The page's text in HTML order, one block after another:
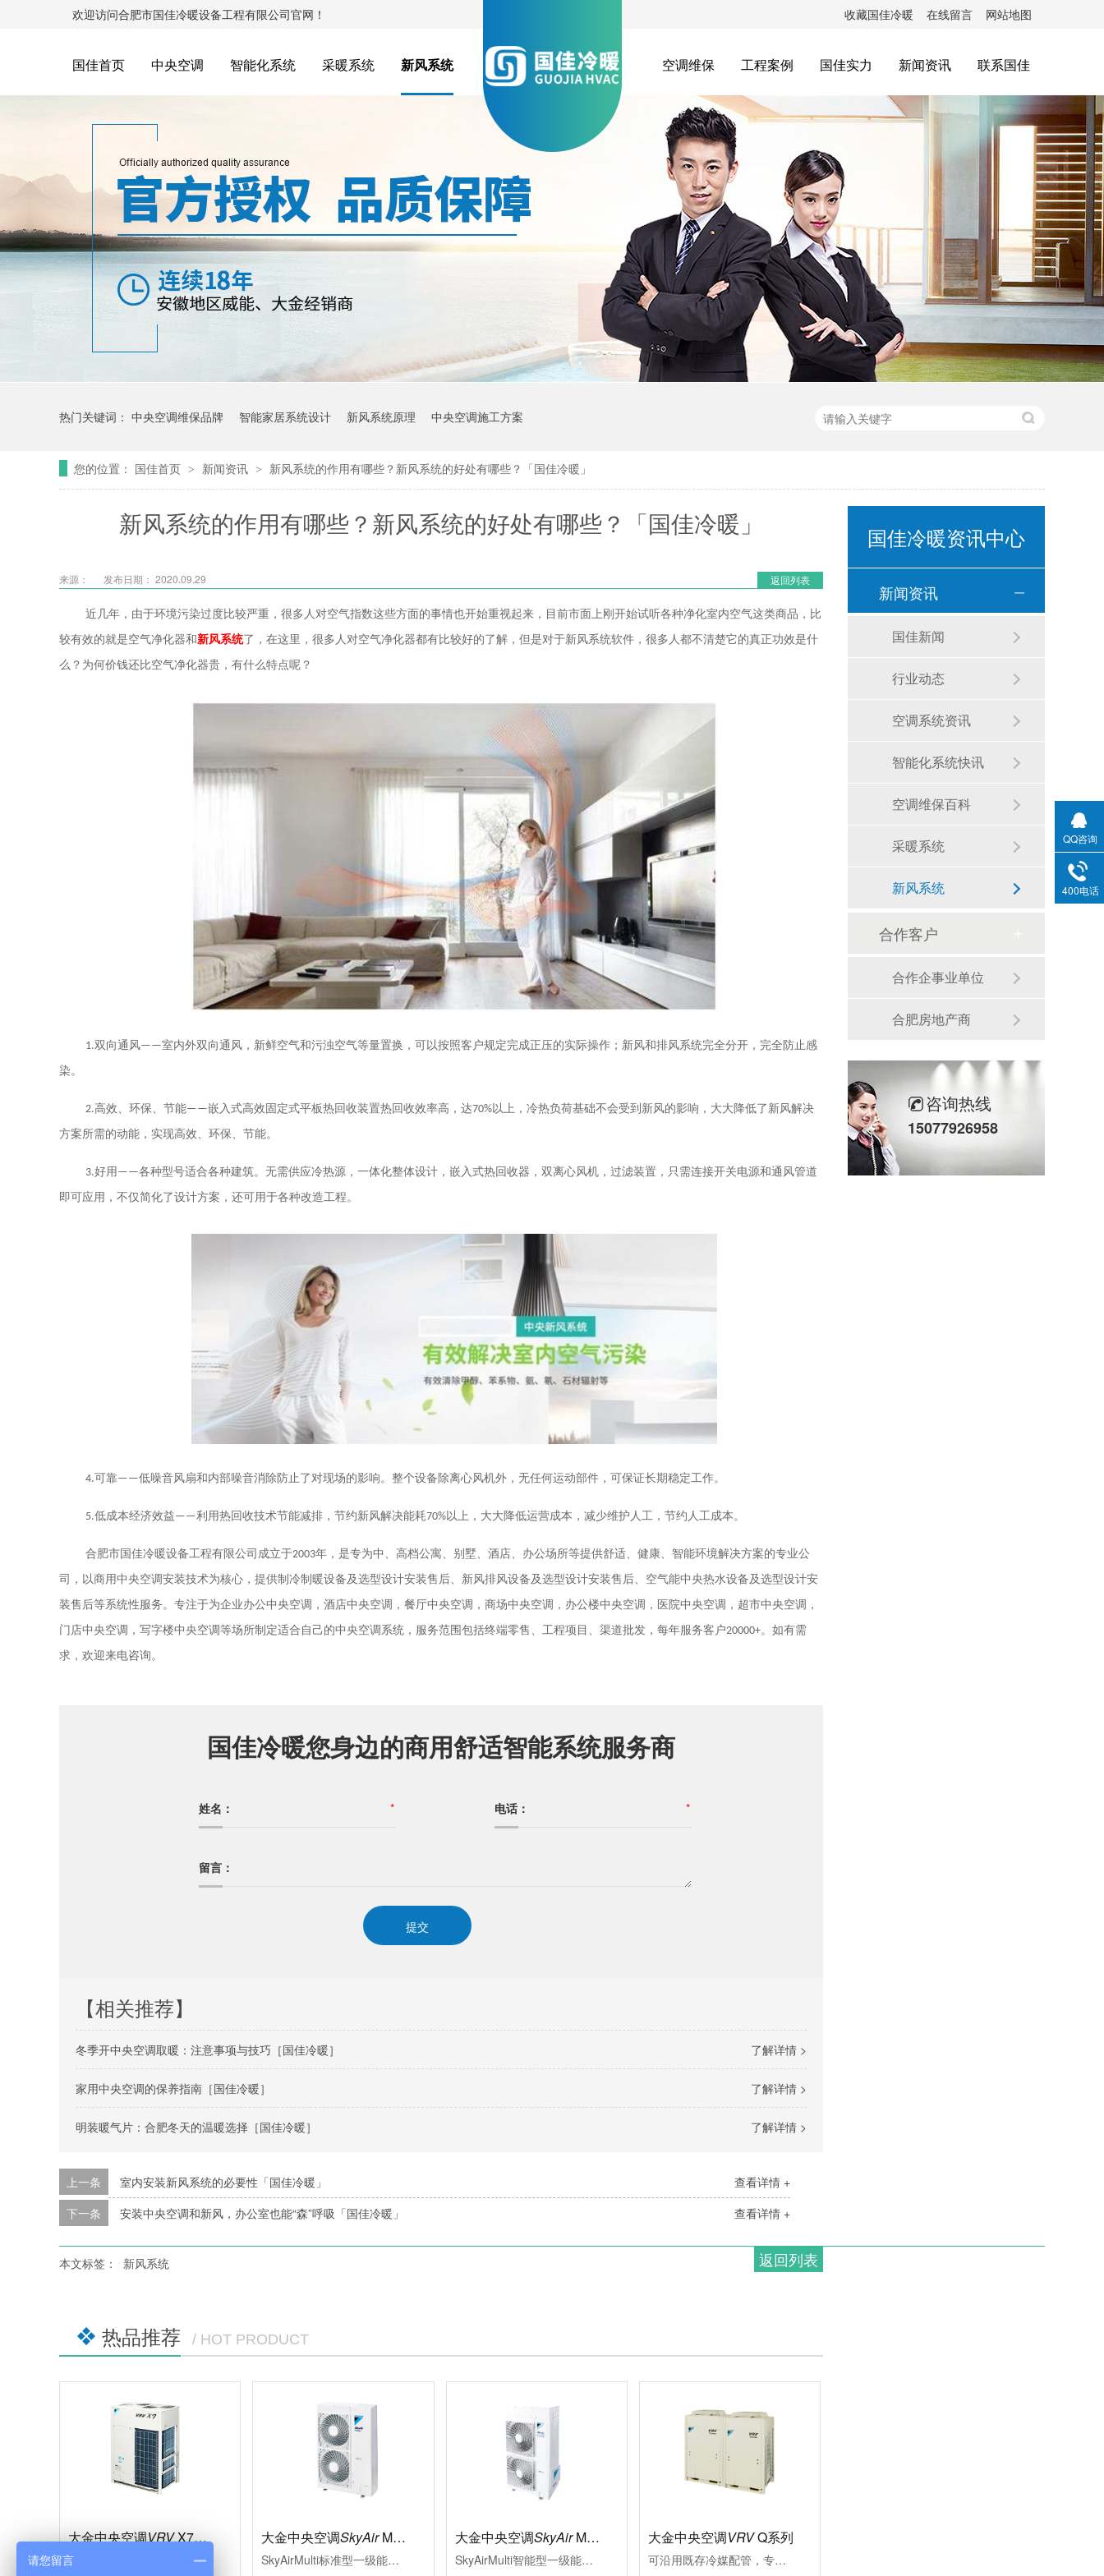
收藏国佳冷暖 在线留言 网站地图
欢迎访问合肥市国佳冷暖设备工程有限公司官网！
国佳首页 中央空调 智能化系统 采暖系统 新风系统 空调维保 工程案例 国佳实力 新闻资讯 联系国佳
热门关键词： 中央空调维保品牌 智能家居系统设计 新风系统原理 中央空调施工方案
您的位置： 国佳首页 > 新闻资讯 > 新风系统的作用有哪些？新风系统的好处有哪些？「国佳冷暖」
新风系统的作用有哪些？新风系统的好处有哪些？「国佳冷暖」
返回列表
来源： 发布日期： 2020.09.29
近几年，由于环境污染过度比较严重，很多人对空气指数这些方面的事情也开始重视起来，目前市面上刚开始试听各种净化室内空气这类商品，比
较有效的就是空气净化器和新风系统了，在这里，很多人对空气净化器都有比较好的了解，但是对于新风系统软件，很多人都不清楚它的真正功效是什
么？为何价钱还比空气净化器贵，有什么特点呢？
1.双向通风——室内外双向通风，新鲜空气和污浊空气等量置换，可以按照客户规定完成正压的实际操作；新风和排风系统完全分开，完全防止感
染。
2.高效、环保、节能——嵌入式高效固定式平板热回收装置热回收效率高，达70%以上，冷热负荷基础不会受到新风的影响，大大降低了新风解决
方案所需的动能，实现高效、环保、节能。
3.好用——各种型号适合各种建筑。无需供应冷热源，一体化整体设计，嵌入式热回收器，双离心风机，过滤装置，只需连接开关电源和通风管道
即可应用，不仅简化了设计方案，还可用于各种改造工程。
4. 可靠——低噪音风扇和内部噪音消除防止了对现场的影响。整个设备除离心风机外，无任何运动部件，可保证长期稳定工作。
5.低成本经济效益——利用热回收技术节能减排，节约新风解决能耗70%以上，大大降低运营成本，减少维护人工，节约人工成本。
合肥市国佳冷暖设备工程有限公司成立于2003年，是专为中、高档公寓、别墅、酒店、办公场所等提供舒适、健康、智能环境解决方案的专业公
司，以商用中央空调安装技术为核心，提供制冷制暖设备及选型设计安装售后、新风排风设备及选型设计安装售后、空气能中央热水设备及选型设计安
装售后等系统性服务。专注于为企业办公中央空调，酒店中央空调，餐厅中央空调，商场中央空调，办公楼中央空调，医院中央空调，超市中央空调，
门店中央空调，写字楼中央空调等场所制定适合自己的中央空调系统，服务范围包括终端零售、工程项目、渠道批发，每年服务客户20000+。如有需
求，欢迎来电咨询。
国佳冷暖您身边的商用舒适智能系统服务商
姓名： * 电话： *
留言：
【相关推荐】
了解详情 >
冬季开中央空调取暖：注意事项与技巧［国佳冷暖］
了解详情 >
家用中央空调的保养指南［国佳冷暖］
了解详情 >
明装暖气片：合肥冬天的温暖选择［国佳冷暖］
查看详情 +
上一条
室内安装新风系统的必要性「国佳冷暖」
查看详情 +
下一条 安装中央空调和新风，办公室也能“森”呼吸「国佳冷暖」
返回列表
本文标签： 新风系统
热品推荐 / HOT PRODUCT
大金中央空调VRVX7系列
多联式中央空调的革新，现代大型楼宇的必然选择充分满足现代楼宇对于中央空调系统的需求，系统运转效率进一步的提升空调的舒适性、节能型、设计安装的便利性、系统运转的可靠性等多项性能均达到业内赢领水平
大金中央空调SkyAirMulti标准型
SkyAirMulti标准型一级能效新冷媒变频多联式空调系统大金将变频多联技术适合用于中小型商业空间的特质融于SkyAirMulti系列中，能够贴合各类装修风格其室外机高集成，小巧化、化整为零的特点，更为外墙预留了更多充分表达建筑设计美感与品位的空间
大金中央空调SkyAirMulti智能型
SkyAirMulti智能型一级能效变频多联空调系统性能可靠、外形美观的SkyAirMulti系列空调，一直以来是各类中小型商业空间的智慧之选SkyAirMulti系列空调全面升级，用户在体验大金空调营造的舒适空气环境的同时，更因其智能便捷的控制，完善的服务及赢领的节能效果而获益良多
大金中央空调VRVQ系列
可沿用既存冷媒配管，专注应对大楼空调改造施工周期长、投资成本高、内装修补流程繁琐一直是大楼空调改造过程中面临的难题VRV更新用Q系列能快捷对应各类改造项目的中央空调系统
国佳冷暖资讯中心
新闻资讯
国佳新闻
行业动态
空调系统资讯
智能化系统快讯
空调维保百科
采暖系统
新风系统
合作客户
合作企事业单位
合肥房地产商
咨询热线
15077926958
QQ咨询
400电话
请您留言